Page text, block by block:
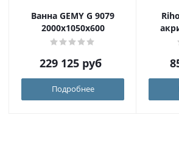
Ванна GEMY G 9079
2000х1050х600
229 125 руб
Подробнее